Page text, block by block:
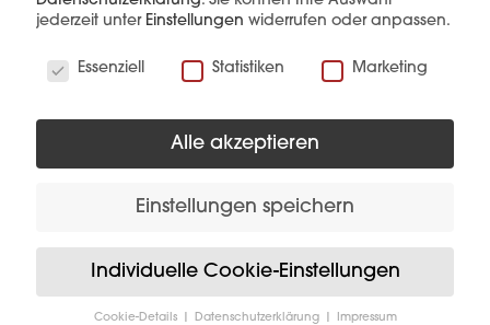
interessieren
jederzeit unter Einstellungen widerrufen oder anpassen.
Essenziell
Statistiken Marketing
Alle akzeptieren
Einstellungen speichern
Individuelle Cookie-Einstellungen
Cookie-Details Datenschutzerklärung Impressum